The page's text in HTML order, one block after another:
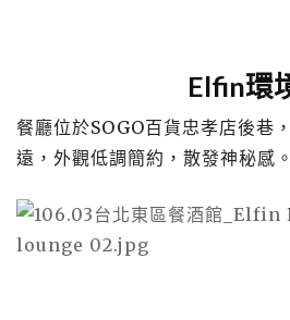
Elfin環
餐廳位於SOGO百貨忠孝店後巷
遠，外觀低調簡約，散發神秘感。